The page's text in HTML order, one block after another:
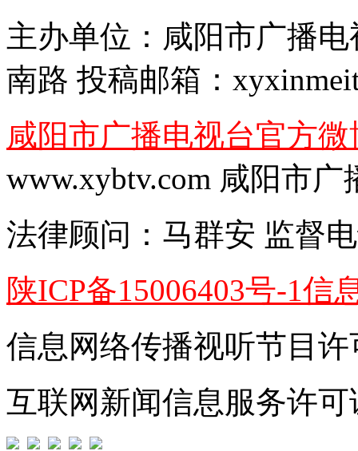
主办单位： 咸阳市广播电
南路 投稿邮箱：
咸阳市广播电视台官方微
www.xybtv.com 咸阳市
法律顾问： 马群安 监督
陕ICP备15006403号-1信
信息网络传播视听节目许
互联网新闻信息服务许可